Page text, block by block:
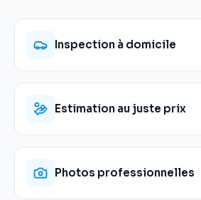
Inspection à domicile
Estimation au juste prix
Photos professionnelles